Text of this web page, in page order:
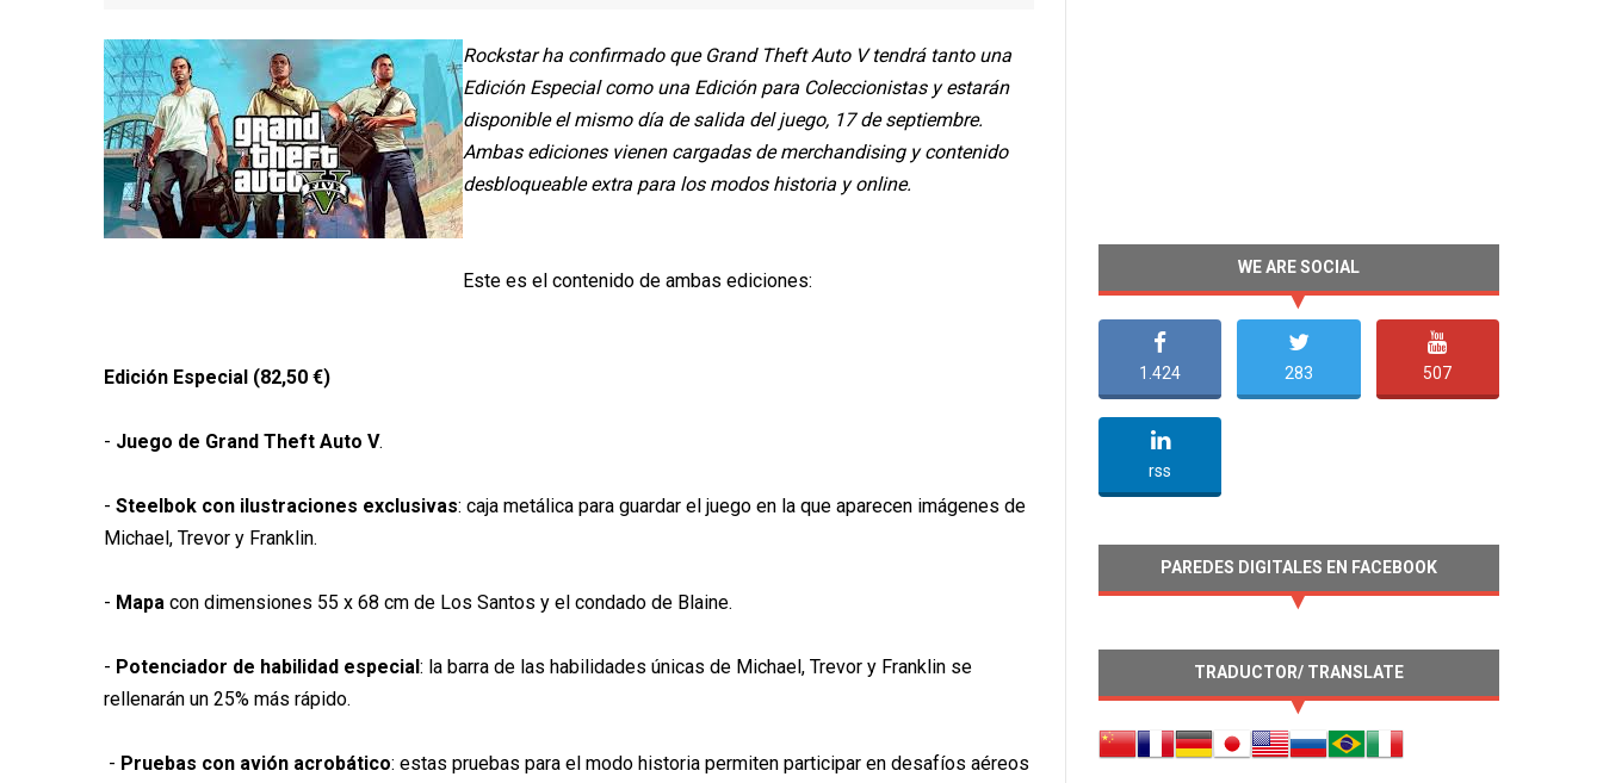
Rockstar ha confirmado que Grand Theft Auto V tendrá tanto una
Edición Especial como una Edición para Coleccionistas y estarán
disponible el mismo día de salida del juego, 17 de septiembre.
Ambas ediciones vienen cargadas de merchandising y contenido
desbloqueable extra para los modos historia y online.
Este es el contenido de ambas ediciones:
Edición Especial (82,50 €)
- Juego de Grand Theft Auto V.
- Steelbok con ilustraciones exclusivas: caja metálica para guardar el juego en la que aparecen imágenes de
Michael, Trevor y Franklin.
- Mapa con dimensiones 55 x 68 cm de Los Santos y el condado de Blaine.
- Potenciador de habilidad especial: la barra de las habilidades únicas de Michael, Trevor y Franklin se
rellenarán un 25% más rápido.
- Pruebas con avión acrobático: estas pruebas para el modo historia permiten participar en desafíos aéreos
WE ARE SOCIAL
1.424 283 507
rss
PAREDES DIGITALES EN FACEBOOK
TRADUCTOR/ TRANSLATE